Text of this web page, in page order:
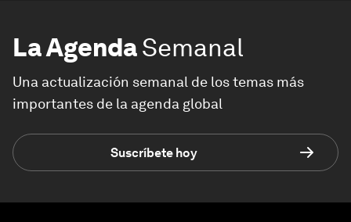
La AgendaSemanal
Una actualización semanal de los temas más
importantes de la agenda global
Suscríbete hoy